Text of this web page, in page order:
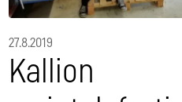
27.8.2019
Kallion